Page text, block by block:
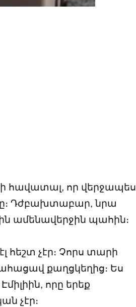
հավատալ, որ վերջապես
Դժբախտաբար, նրա
ամենավերջին պահին։
հեշտ չէր։ Չորս տարի
քաղցկեղից։ Ես
որը երեք
չէր։